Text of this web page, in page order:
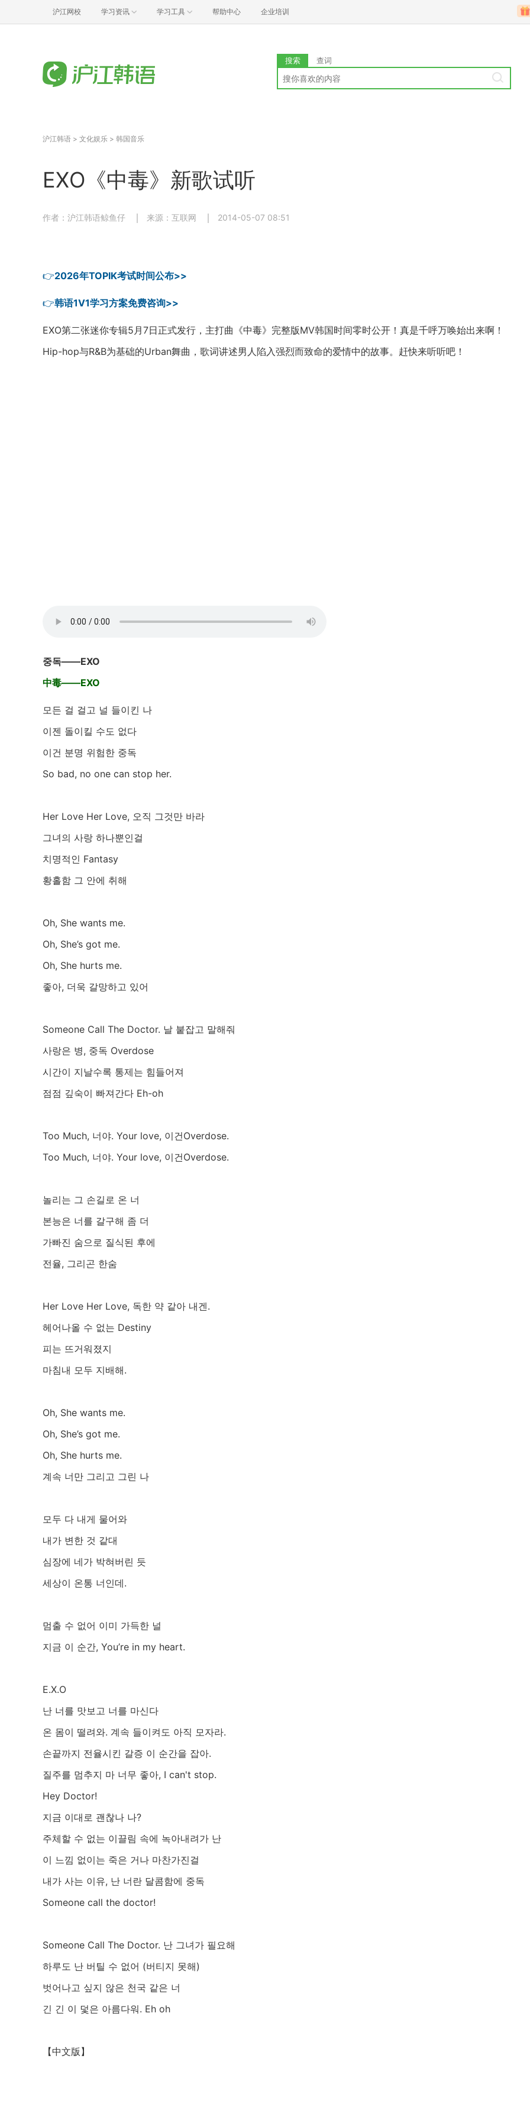
沪江网校 学习资讯 学习工具 帮助中心 企业培训
搜索 查词
沪江韩语 > 文化娱乐 > 韩国音乐
EXO《中毒》新歌试听
作者：沪江韩语鲸鱼仔 来源：互联网 2014-05-07 08:51
👉2026年TOPIK考试时间公布>>
👉韩语1V1学习方案免费咨询>>
EXO第二张迷你专辑5月7日正式发行，主打曲《中毒》完整版MV韩国时间零时公开！真是千呼万唤始出来啊！
Hip-hop与R&B为基础的Urban舞曲，歌词讲述男人陷入强烈而致命的爱情中的故事。赶快来听听吧！
중독——EXO
中毒——EXO
모든 걸 걸고 널 들이킨 나
이젠 돌이킬 수도 없다
이건 분명 위험한 중독
So bad, no one can stop her.
Her Love Her Love, 오직 그것만 바라
그녀의 사랑 하나뿐인걸
치명적인 Fantasy
황홀함 그 안에 취해
Oh, She wants me.
Oh, She’s got me.
Oh, She hurts me.
좋아, 더욱 갈망하고 있어
Someone Call The Doctor. 날 붙잡고 말해줘
사랑은 병, 중독 Overdose
시간이 지날수록 통제는 힘들어져
점점 깊숙이 빠져간다 Eh-oh
Too Much, 너야. Your love, 이건Overdose.
Too Much, 너야. Your love, 이건Overdose.
놀리는 그 손길로 온 너
본능은 너를 갈구해 좀 더
가빠진 숨으로 질식된 후에
전율, 그리곤 한숨
Her Love Her Love, 독한 약 같아 내겐.
헤어나올 수 없는 Destiny
피는 뜨거워졌지
마침내 모두 지배해.
Oh, She wants me.
Oh, She’s got me.
Oh, She hurts me.
계속 너만 그리고 그린 나
모두 다 내게 물어와
내가 변한 것 같대
심장에 네가 박혀버린 듯
세상이 온통 너인데.
멈출 수 없어 이미 가득한 널
지금 이 순간, You’re in my heart.
E.X.O
난 너를 맛보고 너를 마신다
온 몸이 떨려와. 계속 들이켜도 아직 모자라.
손끝까지 전율시킨 갈증 이 순간을 잡아.
질주를 멈추지 마 너무 좋아, I can't stop.
Hey Doctor!
지금 이대로 괜찮나 나?
주체할 수 없는 이끌림 속에 녹아내려가 난
이 느낌 없이는 죽은 거나 마찬가진걸
내가 사는 이유, 난 너란 달콤함에 중독
Someone call the doctor!
Someone Call The Doctor. 난 그녀가 필요해
하루도 난 버틸 수 없어 (버티지 못해)
벗어나고 싶지 않은 천국 같은 너
긴 긴 이 덫은 아름다워. Eh oh
【中文版】